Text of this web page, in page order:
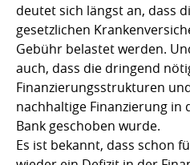
deutet sich längst an, dass
gesetzlichen
Gebühr belastet werden.
auch, dass die dringend
Finanzierungsstrukturen
nachhaltige Finanzierung in
Bank geschoben wurde.
Es ist bekannt, dass schon